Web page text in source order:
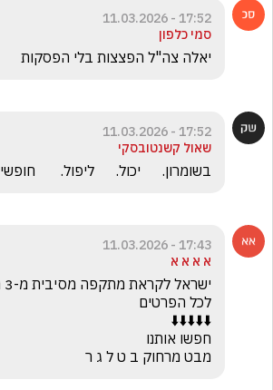
17:52 - 11.03.2026
סמי כלפון
יאלה צה"ל הפצצות בלי הפסקות
17:52 - 11.03.2026
שאול קשנטובסקי
בשומרון.      יכול.      ליפול.       חופשי
17:43 - 11.03.2026
א א א א
מבט מרחוק ב ט ל ג ר